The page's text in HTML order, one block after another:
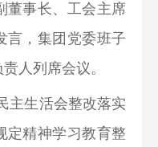
董事长、工会主席
言，集团党委班子
人列席会议。
主生活会整改落实
定精神学习教育整